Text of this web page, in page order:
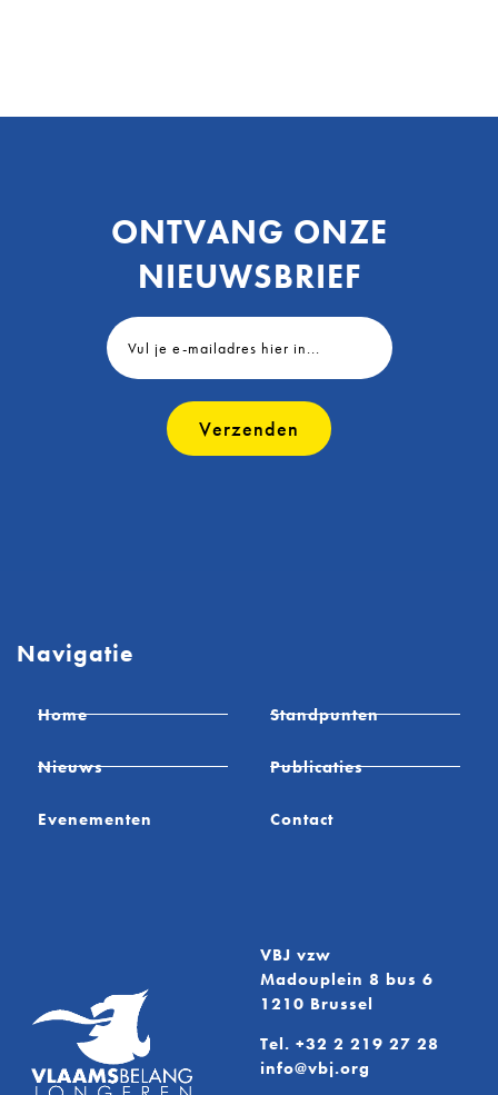
ONTVANG ONZE
NIEUWSBRIEF
Verzenden
Navigatie
Home
Nieuws
Evenementen
Standpunten
Publicaties
Contact
VBJ vzw
Madouplein 8 bus 6
1210 Brussel
Tel. +32 2 219 27 28
info@vbj.org